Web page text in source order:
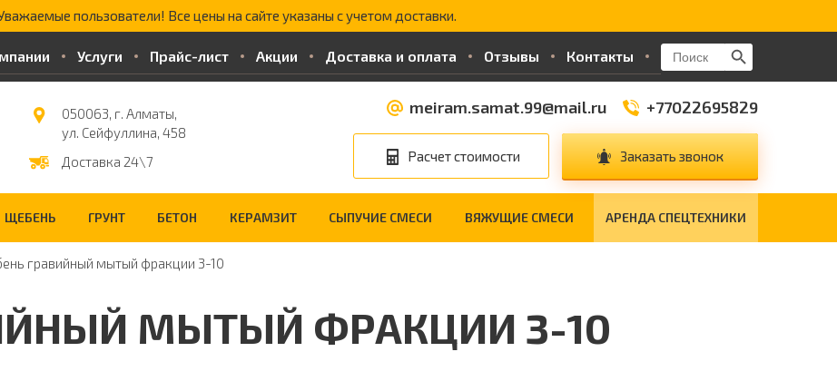
пользователи! Все цены на сайте указаны с учетом доставки.
Услуги Прайс-лист Акции Доставка и оплата Отзывы Контакты
Search
for:
Search Button
050063, г. Алматы,
ул. Сейфуллина, 458
Доставка 24\7
meiram.samat.99@mail.ru +77022695829
Расчет стоимости Заказать звонок
ЩЕБЕНЬ ГРУНТ БЕТОН КЕРАМЗИТ СЫПУЧИЕ СМЕСИ ВЯЖУЩИЕ СМЕСИ АРЕНДА СПЕЦТЕХНИКИ
гравийный мытый фракции 3-10
МЫТЫЙ ФРАКЦИИ 3-10